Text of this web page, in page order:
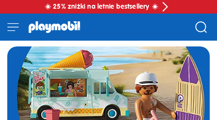
☀️ 25% zniżki na letnie bestsellery ☀️